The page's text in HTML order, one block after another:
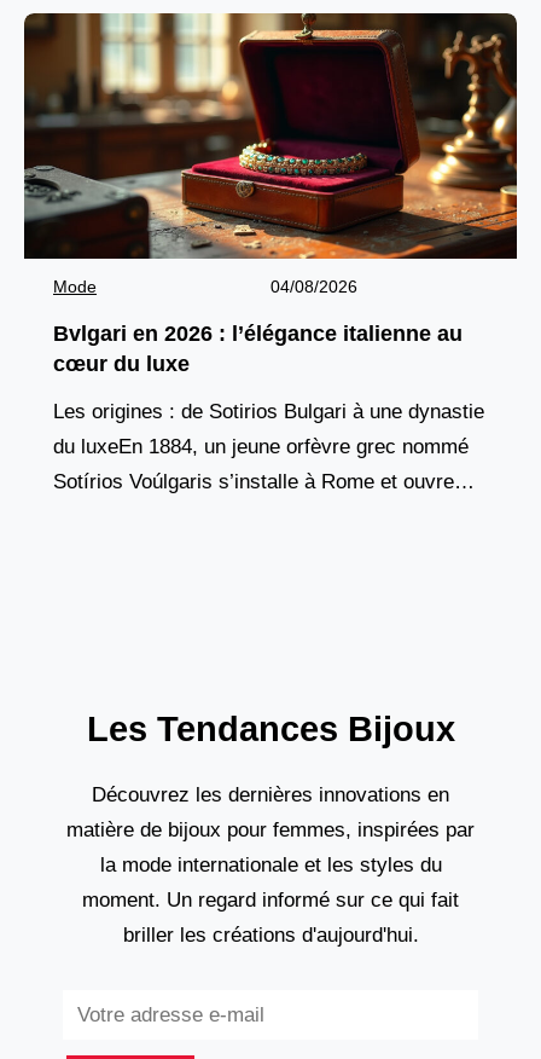
Mode 04/08/2026
Bvlgari en 2026 : l’élégance italienne au
cœur du luxe
Les origines : de Sotirios Bulgari à une dynastie
du luxeEn 1884, un jeune orfèvre grec nommé
Sotírios Voúlgaris s’installe à Rome et ouvre
Les Tendances Bijoux
Découvrez les dernières innovations en
matière de bijoux pour femmes, inspirées par
la mode internationale et les styles du
moment. Un regard informé sur ce qui fait
briller les créations d'aujourd'hui.